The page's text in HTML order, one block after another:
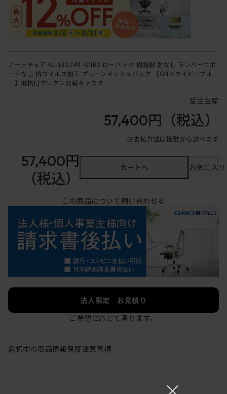
ノートチェア KJ-180JVM-GNB2 ローバック 樹脂脚 肘なし ランバーサポ
ートなし 抗ウイルス加工 プレーンメッシュバック ［GN×ネイビーブル
ー］抵抗付ウレタン双輪キャスター
受注生産
57,400円 （税込）
お支払方法は複数から選べます
57,400円
（税込）
カートへ お気に入
この商品について問い合わせる
法人限定 お見積り
ご希望に応じて承ります。
選択中の商品情報保証注意事項